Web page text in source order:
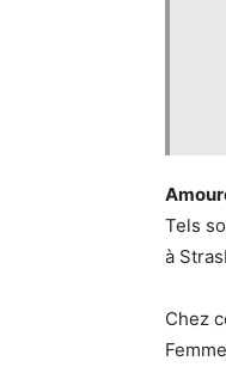
Tels
à
Chez